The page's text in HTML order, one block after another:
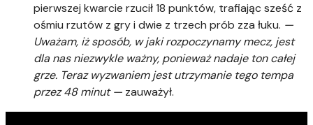
pierwszej kwarcie rzucił 18 punktów, trafiając sześć z
ośmiu rzutów z gry i dwie z trzech prób zza łuku. —
Uważam, iż sposób, w jaki rozpoczynamy mecz, jest
dla nas niezwykle ważny, ponieważ nadaje ton całej
grze. Teraz wyzwaniem jest utrzymanie tego tempa
przez 48 minut — zauważył.